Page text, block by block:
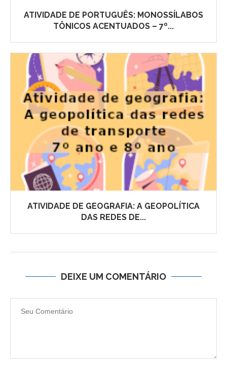
ATIVIDADE DE PORTUGUÊS: MONOSSÍLABOS
TÔNICOS ACENTUADOS – 7º...
ATIVIDADE DE GEOGRAFIA: A GEOPOLÍTICA
DAS REDES DE...
DEIXE UM COMENTÁRIO